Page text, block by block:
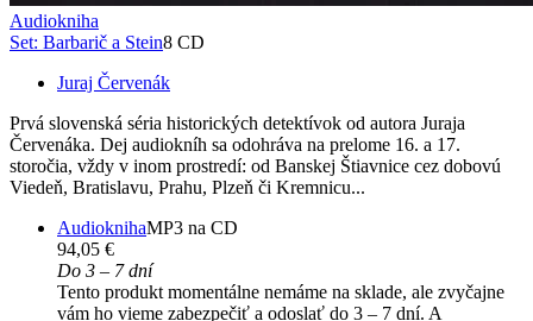
Audiokniha
Set: Barbarič a Stein8 CD
Juraj Červenák
Prvá slovenská séria historických detektívok od autora Juraja
Červenáka. Dej audiokníh sa odohráva na prelome 16. a 17.
storočia, vždy v inom prostredí: od Banskej Štiavnice cez dobovú
Viedeň, Bratislavu, Prahu, Plzeň či Kremnicu...
AudioknihaMP3 na CD
94,05 €
Do 3 – 7 dní
Tento produkt momentálne nemáme na sklade, ale zvyčajne
vám ho vieme zabezpečiť a odoslať do 3 – 7 dní. A